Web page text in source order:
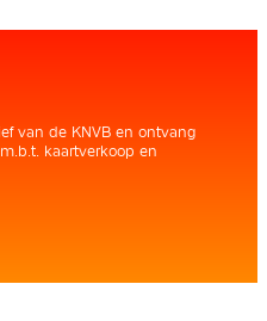
van de KNVB en ontvang
kaartverkoop en